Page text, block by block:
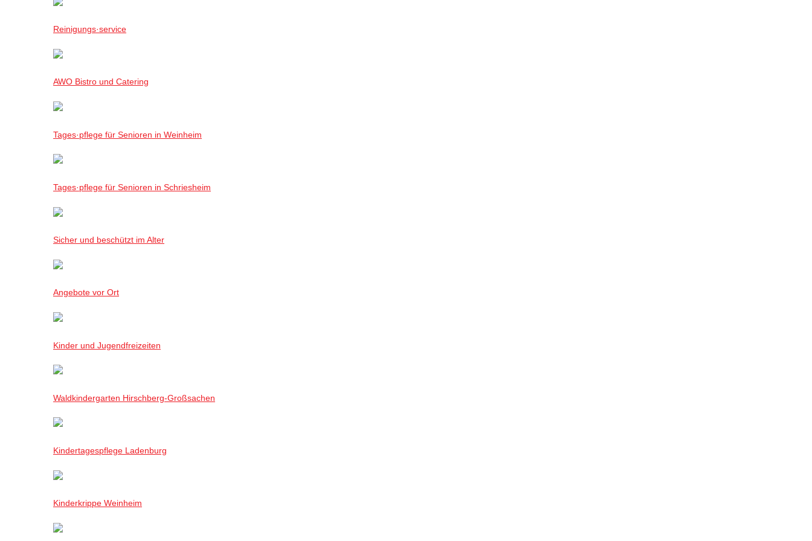
Reinigungs·service
AWO Bistro und Catering
Tages·pflege für Senioren in Weinheim
Tages·pflege für Senioren in Schriesheim
Sicher und beschützt im Alter
Angebote vor Ort
Kinder und Jugendfreizeiten
Waldkindergarten Hirschberg-Großsachen
Kindertagespflege Ladenburg
Kinderkrippe Weinheim